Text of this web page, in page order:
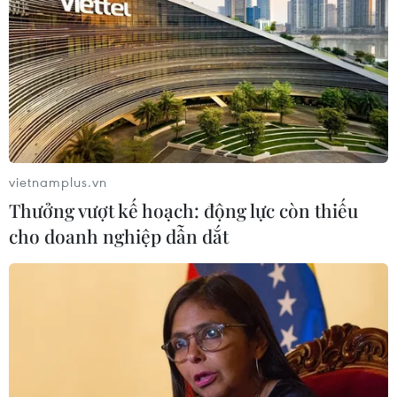
các sáng kiến cho thế hệ thứ 3, trong đó gồm mô
thức tác chiến khép kín định vị mục tiêu bằng
thiết bị cảm biến và ra lệnh cho các vũ khí đánh
chặn (sensor-shooter cycle), theo dõi, giám sát,
bảo trì phòng ngừa, và đào tạo về phân tích dữ
liệu.
Bộ Quốc phòng Singapore cũng sẽ nghiên cứu
và khai thác việc sử dụng vũ khí có nền tảng
điều khiển tự động, trí tuệ nhân tạo, các thiết bị
mạng và không gian để phục vụ các hoạt động
đa lĩnh vực. Quá trình mua sắm và nâng cấp khí
tài sẽ diễn ra theo lộ trình dần dần để phù hợp
với những đình trệ do COVID-19 gây ra.
Những hành động như vậy của SAF đang phản
vietnamplus.vn
Thưởng vượt kế hoạch: động lực còn thiếu
cho doanh nghiệp dẫn dắt